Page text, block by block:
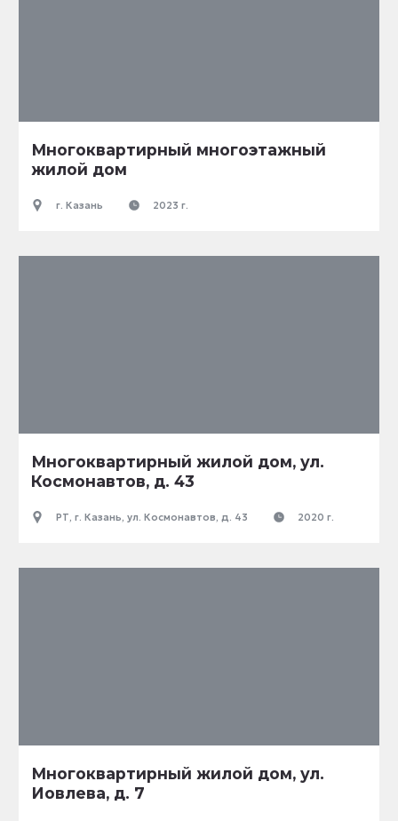
Многоквартирный многоэтажный
жилой дом
г. Казань 2023 г.
Многоквартирный жилой дом, ул.
Космонавтов, д. 43
РТ, г. Казань, ул. Космонавтов, д. 43 2020 г.
Многоквартирный жилой дом, ул.
Иовлева, д. 7